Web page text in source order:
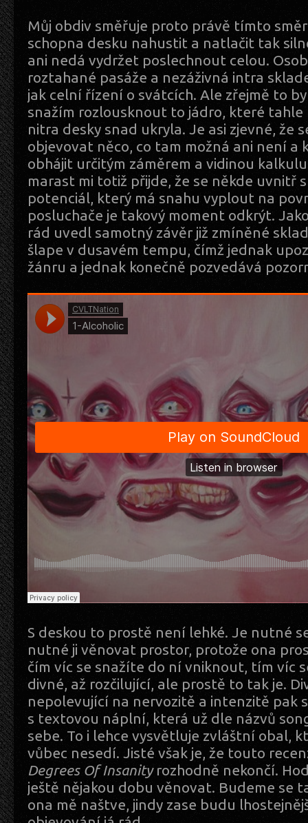
Můj obdiv směřuje proto právě tímto
schopna desku nahustit a natlačit tak
ani nedá vydržet poslechnout celou.
roztahané pasáže a nezáživná intra
jak celní řízení o svátcích. Ale zřejmě to
snažím rozlousknout to jádro, které tahle
nitra desky snad ukryla. Je asi zjevné, že
objevovat něco, co tam možná ani není a
obhájit určitým záměrem a vidinou
marast mi totiž přijde, že se někde uvnitř
potenciál, který má snahu vyplout na
posluchače je takový moment odkrýt.
rád uvedl samotný závěr již zmíněné
šlape v dusavém tempu, čímž jednak
žánru a jednak konečně pozvedává
S deskou to prostě není lehké. Je nutné
nutné ji věnovat prostor, protože ona
čím víc se snažíte do ní vniknout, tím víc
divné, až rozčilující, ale prostě to tak je.
nepolevující na nervozitě a intenzitě pak
s textovou náplní, která už dle názvů
sebe. To i lehce vysvětluje zvláštní obal,
vůbec nesedí. Jisté však je, že touto
Degrees Of Insanityrozhodně nekončí.
ještě nějakou dobu věnovat. Budeme se
ona mě naštve, jindy zase budu